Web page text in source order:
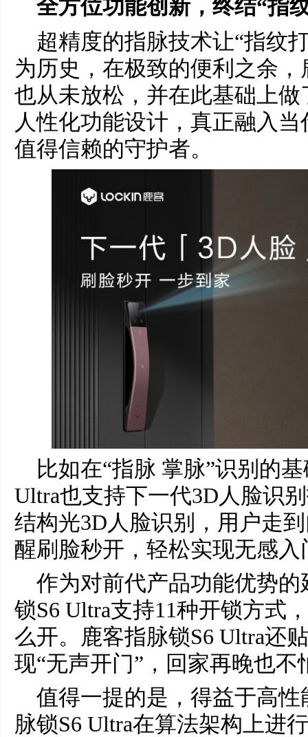
全方位功能创新，终结“指
超精度的指脉技术让“指纹
为历史，在极致的便利之余
也从未放松，并在此基础上
人性化功能设计，真正融入
值得信赖的守护者。
比如在“指脉 掌脉”识别的
Ultra也支持下一代3D人脸识
结构光3D人脸识别，用户走
醒刷脸秒开，轻松实现无感入
作为对前代产品功能优势
锁S6 Ultra支持11种开锁方式
么开。鹿客指脉锁S6 Ultra还
现“无声开门”，回家再晚也
值得一提的是，得益于高
脉锁S6 Ultra在算法架构上进